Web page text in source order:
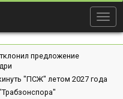
предложение
"ПСЖ" летом 2027 года